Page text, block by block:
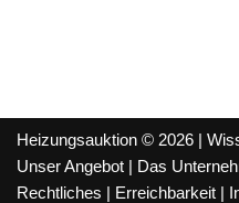
Heizungsauktion © 2026 |
Unser Angebot | Das
Rechtliches | Erreichbarkeit |